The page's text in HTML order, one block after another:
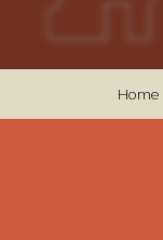
Home